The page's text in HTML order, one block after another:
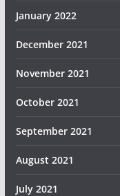
January 2022
December 2021
November 2021
October 2021
September 2021
August 2021
July 2021